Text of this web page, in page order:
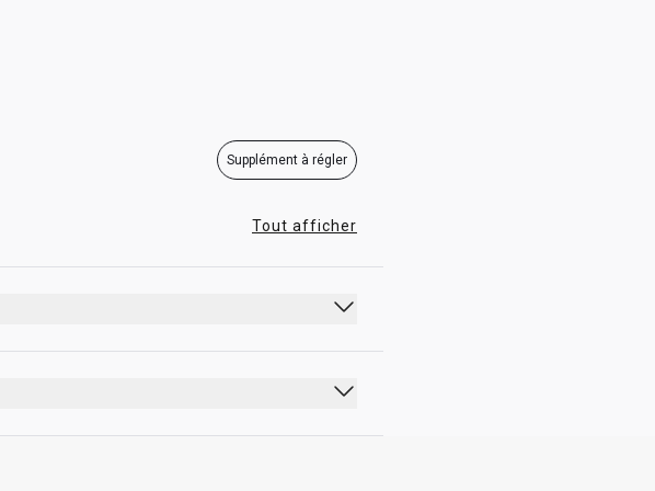
Supplément à régler
Tout afficher